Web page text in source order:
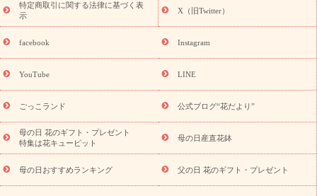
ペーン
映画『ウォーターガーディアンズ』コラボキャンペーン
「きょう誕生日なんです」キャンペーン
誕生日の花を探す
誕生日フラワーギフト 誕生日フラワーギフト特集
(トルコキキョウ)
9月の誕生花(リンドウ)
ら探す
お祝いの花特集 当日配達特急便 お祝い商品一覧
念日
結婚祝い 出産祝い 退院祝い・快気祝い
寿祝い
プチギフト ペットのお祝いフラワー
供え・お悔やみ商品一覧
お供え・お悔やみの花
四十九日法要以
特定商取引に関する法律に基づく表
示
X（旧Twitter）
facebook Instagram
YouTube LINE
ごっこランド 公式ブログ“花だより”
母の日 花のギフト・プレゼント
特集は花キューピット
母の日産直花鉢
母の日おすすめランキング 父の日 花のギフト・プレゼント